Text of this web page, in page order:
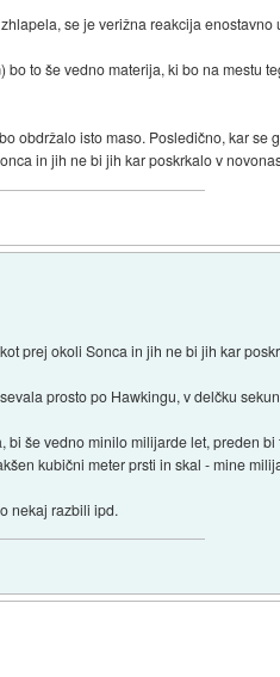
se je verižna reakcija
to še vedno materija, ki bo na mestu
obdržalo isto maso. Posledično, kar
in jih ne bi jih kar poskrkalo v
prej okoli Sonca in jih ne bi jih kar
prosto po Hawkingu, v delčku
še vedno minilo milijarde let, preden
kubični meter prsti in skal - mine
nekaj razbili ipd.